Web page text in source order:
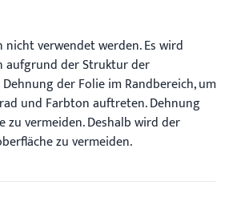
verwendet werden. Es wird
aufgrund der Struktur der
der Folie im Randbereich, um
und Farbton auftreten. Dehnung
vermeiden. Deshalb wird der
zu vermeiden.